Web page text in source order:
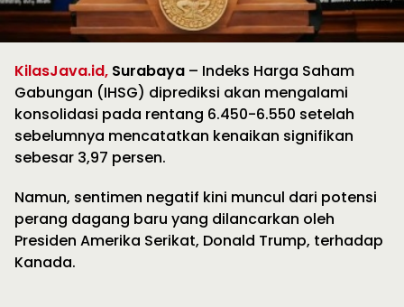
KilasJava.id, Surabaya – Indeks Harga Saham
Gabungan (IHSG) diprediksi akan mengalami
konsolidasi pada rentang 6.450-6.550 setelah
sebelumnya mencatatkan kenaikan signifikan
sebesar 3,97 persen.
Namun, sentimen negatif kini muncul dari potensi
perang dagang baru yang dilancarkan oleh
Presiden Amerika Serikat, Donald Trump, terhadap
Kanada.